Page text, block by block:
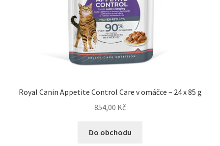
Royal Canin Appetite Control Care v omáčce – 24 x 85 g
854,00 Kč
Do obchodu